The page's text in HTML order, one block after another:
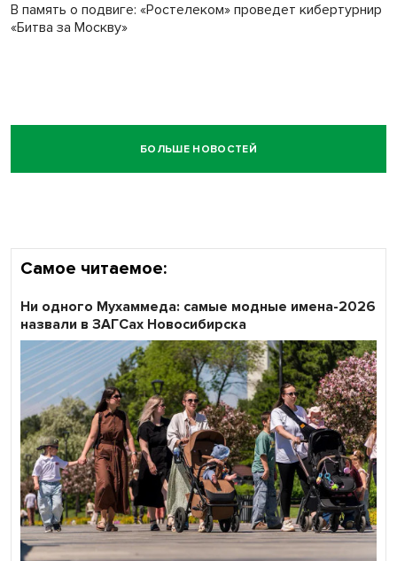
В память о подвиге: «Ростелеком» проведет кибертурнир
«Битва за Москву»
БОЛЬШЕ НОВОСТЕЙ
Самое читаемое:
Ни одного Мухаммеда: самые модные имена-2026
назвали в ЗАГСах Новосибирска